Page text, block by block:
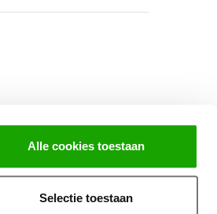
Alle cookies toestaan
Selectie toestaan